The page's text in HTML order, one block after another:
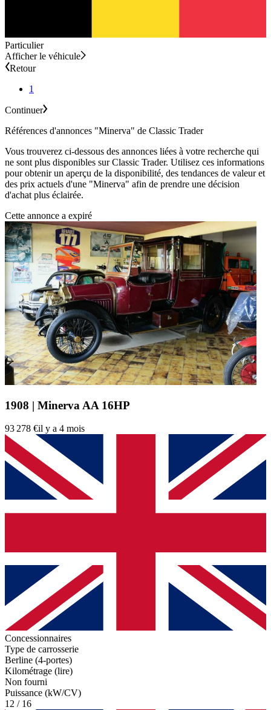
Particulier
Afficher le véhicule
Retour
1
Continuer
Références d'annonces "Minerva" de Classic Trader
Vous trouverez ci-dessous des annonces liées à votre recherche qui
ne sont plus disponibles sur Classic Trader. Utilisez ces informations
pour obtenir un aperçu de la disponibilité, des tendances de valeur et
des prix actuels d'une "Minerva" afin de prendre une décision
d'achat plus éclairée.
Cette annonce a expiré
1908 | Minerva AA 16HP
93 278 €il y a 4 mois
Concessionnaires
Type de carrosserie
Berline (4-portes)
Kilométrage (lire)
Non fourni
Puissance (kW/CV)
12 / 16